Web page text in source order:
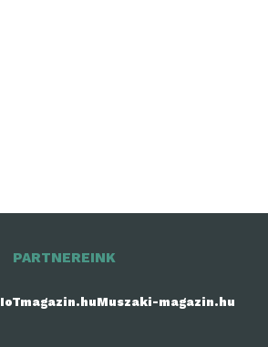
PARTNEREINK
IoTmagazin.huMuszaki-magazin.hu